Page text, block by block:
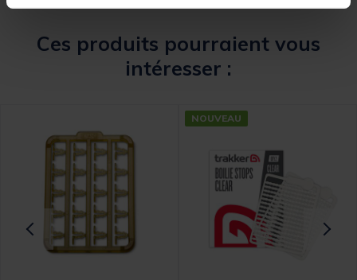
Ces produits pourraient vous
intéresser :
NOUVEAU